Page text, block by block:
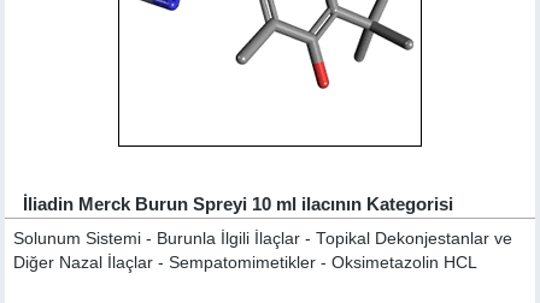
İliadin Merck Burun Spreyi 10 ml ilacının Kategorisi
Solunum Sistemi - Burunla İlgili İlaçlar - Topikal Dekonjestanlar ve
Diğer Nazal İlaçlar - Sempatomimetikler - Oksimetazolin HCL